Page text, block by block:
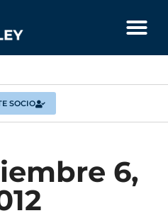
SOCIO
6,